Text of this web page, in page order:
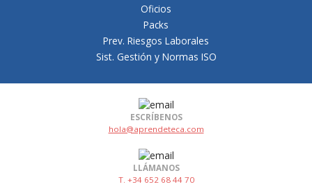
Oficios
Packs
Prev. Riesgos Laborales
Sist. Gestión y Normas ISO
ESCRÍBENOS
hola@aprendeteca.com
LLÁMANOS
T. +34 652 68 44 70